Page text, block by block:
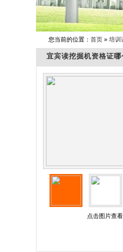
您当前的位置： 首页 » 培训
宜宾读挖掘机资格证哪
点击图片查